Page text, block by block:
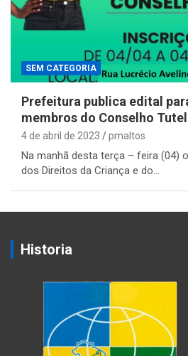
SEM CATEGORIA
Prefeitura publica edital
membros do Conselho
4 de abril de 2023 pmaltos
Na manhã desta terça – feira (04)
dos Direitos da Criança e do…
Historia